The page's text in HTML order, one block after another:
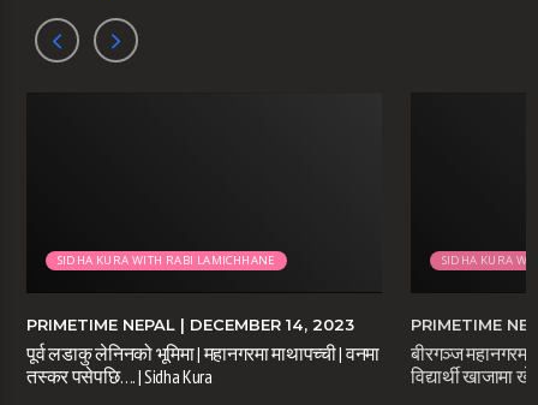
SIDHA KURA WITH RABI LAMICHHANE
PRIMETIME NEPAL | DECEMBER 14, 2023
पूर्व लडाकु लेनिनको भूमिमा | महानगरमा माथापच्ची | वनमा
तस्कर पसेपछि…. | Sidha Kura
SIDHA KURA
PRIMETIME
बीरगञ्ज महानगरमा
विद्यार्थी खाजामा